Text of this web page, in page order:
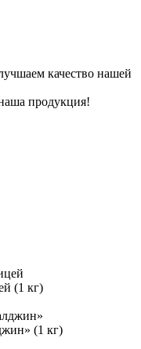
качество нашей
продукция!
(1 кг)
(1 кг)